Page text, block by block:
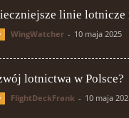
linie lotnicze
WingWatcher - 10 maja 2025
lotnictwa w Polsce?
FlightDeckFrank - 10 maja